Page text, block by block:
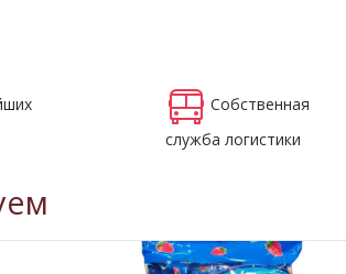
Собственная
служба логистики